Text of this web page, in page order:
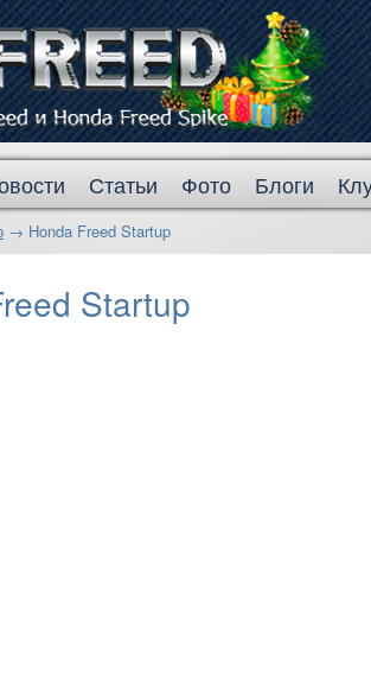
Статьи Фото Блоги
→ Honda Freed Startup
Startup